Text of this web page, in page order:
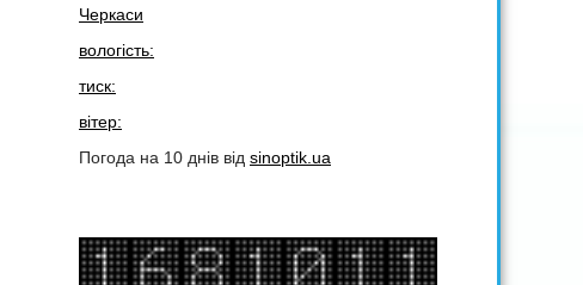
Черкаси
вологість:
тиск:
вітер:
Погода на 10 днів від sinoptik.ua